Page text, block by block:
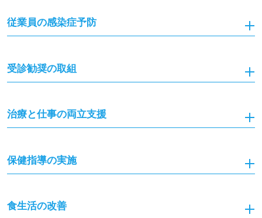
従業員の感染症予防
受診勧奨の取組
治療と仕事の両立支援
保健指導の実施
食生活の改善